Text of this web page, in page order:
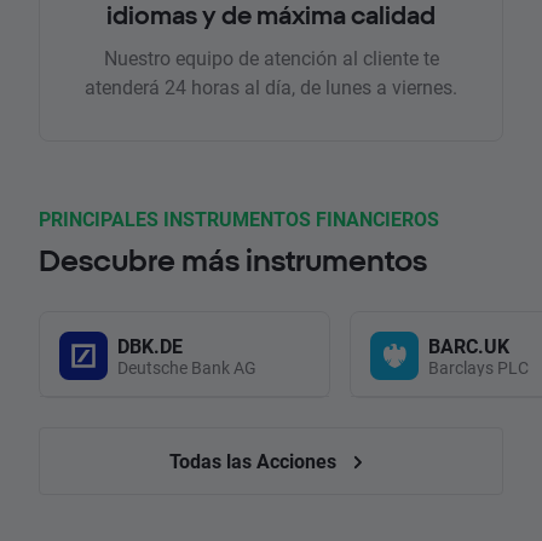
idiomas y de máxima calidad
Nuestro equipo de atención al cliente te
atenderá 24 horas al día, de lunes a viernes.
PRINCIPALES INSTRUMENTOS FINANCIEROS
Descubre más instrumentos
DBK.DE
Deutsche Bank AG
BARC.UK
Barclays PLC
Todas las Acciones